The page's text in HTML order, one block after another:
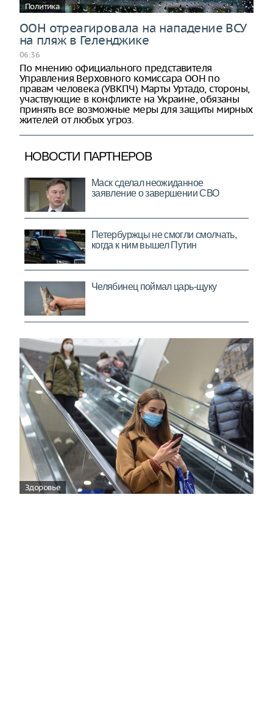
Политика
ООН отреагировала на нападение ВСУ
на пляж в Геленджике
06:36
По мнению официального представителя
Управления Верховного комиссара ООН по
правам человека (УВКПЧ) Марты Уртадо, стороны,
участвующие в конфликте на Украине, обязаны
принять все возможные меры для защиты мирных
жителей от любых угроз.
Здоровье